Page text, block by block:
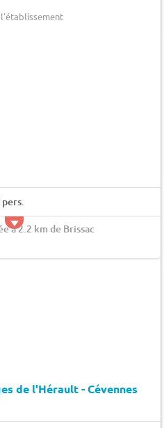
pers.
à 2.2 km de Brissac
de l'Hérault - Cévennes